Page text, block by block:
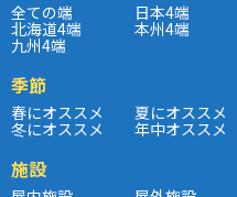
全ての端 日本4端
北海道4端 本州4端
九州4端
季節
春にオススメ 夏にオススメ
冬にオススメ 年中オススメ
施設